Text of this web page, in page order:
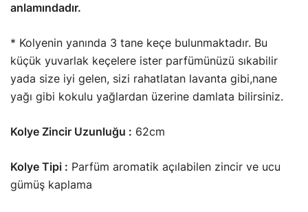
anlamındadır.
* Kolyenin yanında 3 tane keçe bulunmaktadır. Bu
küçük yuvarlak keçelere ister parfümünüzü sıkabilir
yada size iyi gelen, sizi rahatlatan lavanta gibi,nane
yağı gibi kokulu yağlardan üzerine damlata bilirsiniz.
Kolye Zincir Uzunluğu : 62cm
Kolye Tipi : Parfüm aromatik açılabilen zincir ve ucu
gümüş kaplama